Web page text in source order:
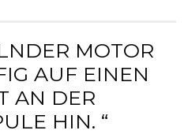
MOTOR
AUF EINEN
AN DER
HIN. “